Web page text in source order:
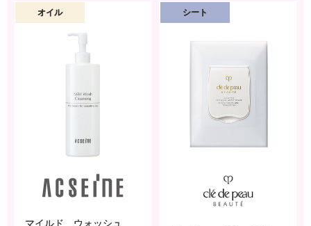
マイルド ウォッシュ